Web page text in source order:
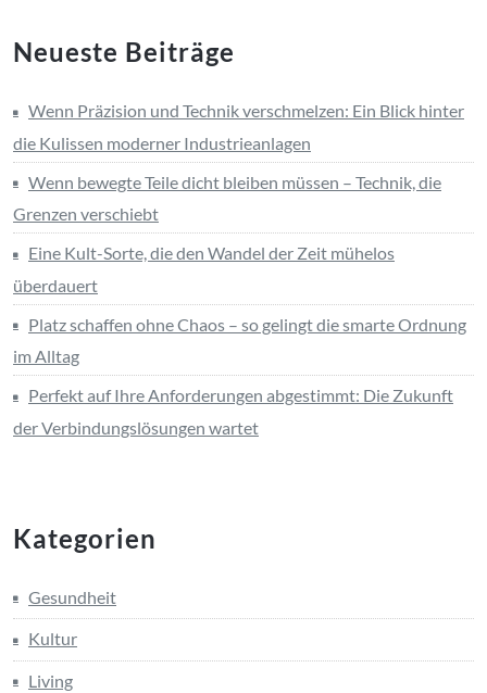
Neueste Beiträge
Wenn Präzision und Technik verschmelzen: Ein Blick hinter
die Kulissen moderner Industrieanlagen
Wenn bewegte Teile dicht bleiben müssen – Technik, die
Grenzen verschiebt
Eine Kult-Sorte, die den Wandel der Zeit mühelos
überdauert
Platz schaffen ohne Chaos – so gelingt die smarte Ordnung
im Alltag
Perfekt auf Ihre Anforderungen abgestimmt: Die Zukunft
der Verbindungslösungen wartet
Kategorien
Gesundheit
Kultur
Living